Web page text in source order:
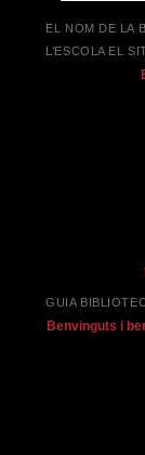
EL NOM DE LA
L’ESCOLA EL
GUIA
Benvinguts i